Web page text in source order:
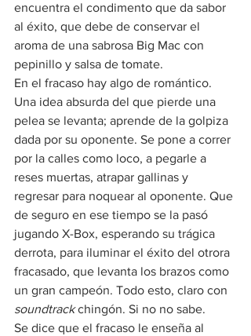
encuentra el condimento que da sabor
al éxito, que debe de conservar el
aroma de una sabrosa Big Mac con
pepinillo y salsa de tomate.
En el fracaso hay algo de romántico.
Una idea absurda del que pierde una
pelea se levanta; aprende de la golpiza
dada por su oponente. Se pone a correr
por la calles como loco, a pegarle a
reses muertas, atrapar gallinas y
regresar para noquear al oponente. Que
de seguro en ese tiempo se la pasó
jugando X-Box, esperando su trágica
derrota, para iluminar el éxito del otrora
fracasado, que levanta los brazos como
un gran campeón. Todo esto, claro con
soundtrack chingón. Si no no sabe.
Se dice que el fracaso le enseña al